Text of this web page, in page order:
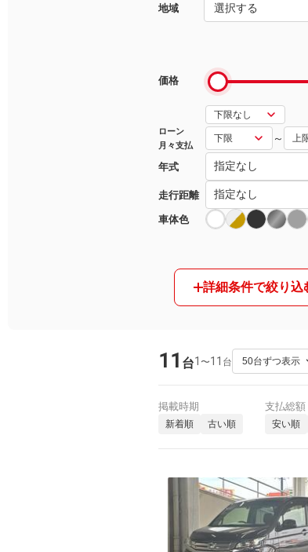
地域 選択する
価格
ローン
月々支払
～
年式
走行距離
車体色
詳細条件で絞り込
11 台1 〜11 台
掲載時期
新着順 古い順
支払総額
安い順